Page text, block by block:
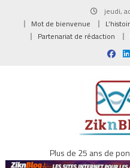
jeudi,
Mot de bienvenue
Partenariat de rédaction
Plus de 25 ans de